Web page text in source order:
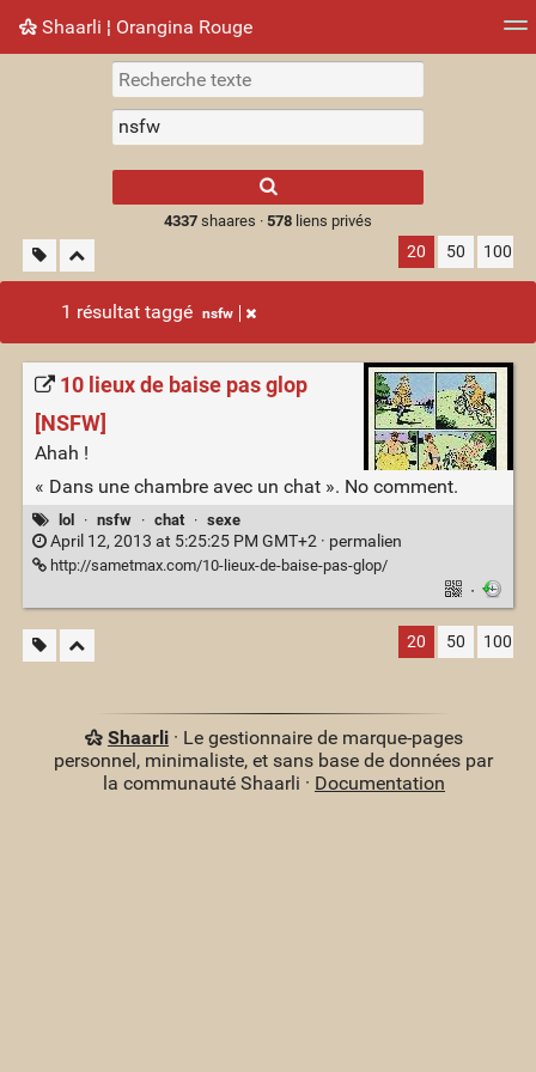
Shaarli ¦ Orangina Rouge
Nuage de tags Mur d'images
results.
4337shaares · 578liens privés
20 50 100
1 résultat taggé nsfw
10 lieux de baise pas glop
[NSFW]
Ahah !
« Dans une chambre avec un chat ». No comment.
lol · nsfw · chat · sexe
April 12, 2013 at 5:25:25 PM GMT+2 · permalien
http://sametmax.com/10-lieux-de-baise-pas-glop/
·
20 50 100
Shaarli· Le gestionnaire de marque-pages
personnel, minimaliste, et sans base de données par
la communauté Shaarli · Documentation